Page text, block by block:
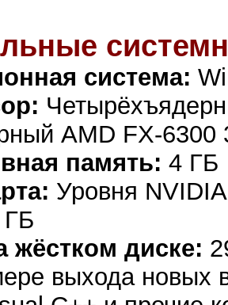
система:
AMD FX-6300
память: 4 ГБ
Уровня
ГБ
жёстком диске:
выхода новых